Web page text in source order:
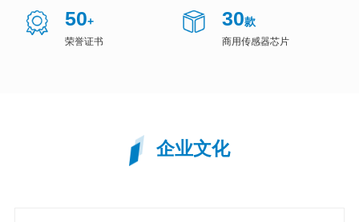
50+
荣誉证书
30款
商用传感器芯片
企业文化